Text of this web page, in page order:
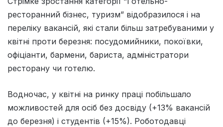
ресторанний бізнес, туризм” відобразилося і на
переліку вакансій, які стали більш затребуваними у
квітні проти березня: посудомийники, покоївки,
офіціанти, бармени, бариста, адміністратори
ресторану чи готелю.
Водночас, у квітні на ринку праці побільшало
можливостей для осіб без досвіду (+13% вакансій
до березня) і студентів (+15%). Роботодавці